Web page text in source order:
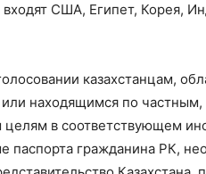
входят США, Египет, Корея,
казахстанцам,
находящимся по
целям в соответствующем
паспорта гражданина РК,